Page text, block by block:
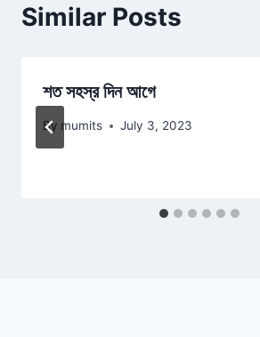
Similar Posts
শত সহস্র দিন আগে
By mumits July 3, 2023